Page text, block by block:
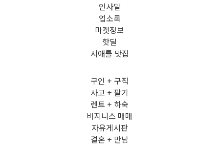
인사말
업소록
마켓정보
핫딜
시애틀 맛집
구인 + 구직
사고 + 팔기
렌트 + 하숙
비지니스 매매
자유게시판
결혼 + 만남